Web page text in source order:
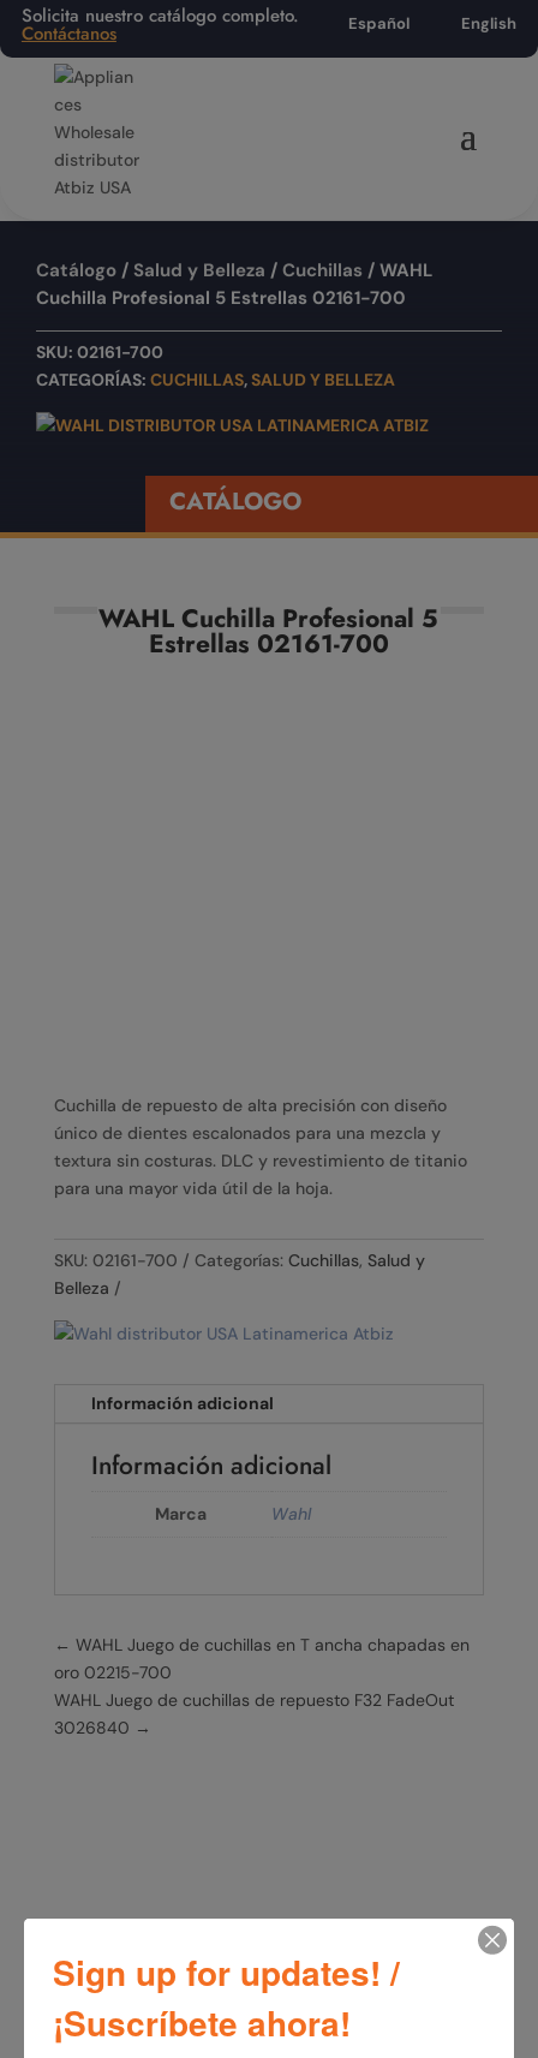
Solicita nuestro catálogo completo.
Contáctanos Español English
Catálogo / Salud y Belleza / Cuchillas / WAHL
Cuchilla Profesional 5 Estrellas 02161-700
SKU: 02161-700
CATEGORÍAS: CUCHILLAS,SALUD Y BELLEZA
CATÁLOGO
WAHL Cuchilla Profesional 5
Estrellas 02161-700
Cuchilla de repuesto de alta precisión con diseño
único de dientes escalonados para una mezcla y
textura sin costuras. DLC y revestimiento de titanio
para una mayor vida útil de la hoja.
SKU: 02161-700 Categorías: Cuchillas, Salud y
Belleza
Información adicional
Información adicional
Marca Wahl
← WAHL Juego de cuchillas en T ancha chapadas en
oro 02215-700
WAHL Juego de cuchillas de repuesto F32 FadeOut
3026840 →
Productos relacionados
Sign up for updates! /
¡Suscríbete ahora!